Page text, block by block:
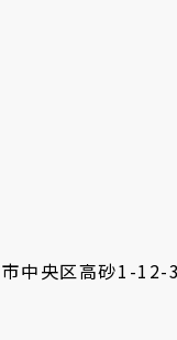
中央区高砂1-12-